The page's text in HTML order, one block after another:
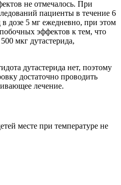
не отмечалось. При
пациенты в течение 6
в дозе 5 мг ежедневно, при этом
эффектов к тем, что
мкг дутастерида,
дутастерида нет, поэтому
достаточно проводить
лечение.
месте при температуре не